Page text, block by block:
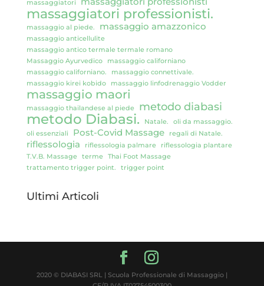
massaggiatori
massaggiatori professionisti.
massaggio al piede. massaggio amazzonico
massaggio anticellulite
massaggio antico termale termale romano
Massaggio Ayurvedico
massaggio californiano
massaggio californiano.
massaggio connettivale.
massaggio kirei kobido
massaggio linfodrenaggio Vodder
massaggio maori
massaggio thailandese al piede metodo diabasi
metodo Diabasi. Natale.
oli da massaggio.
oli essenziali
Post-Covid Massage regali di Natale.
riflessologia riflessologia palmare
riflessologia plantare
T.V.B. Massage
terme
Thai Foot Massage
trattamento trigger point.
trigger point
Ultimi Articoli
2020 © DIABASI SRL | Scuola Professionale di Massaggio |